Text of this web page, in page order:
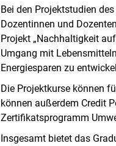
Bei den Projektstudien
Dozentinnen und
Projekt „Nachhaltigkeit
Umgang mit
Energiesparen zu
Die Projektkurse können
können außerdem Credit
Zertifikatsprogramm
Insgesamt bietet das